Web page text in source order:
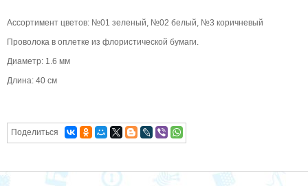
Ассортимент цветов: №01 зеленый, №02 белый, №3 коричневый
Проволока в оплетке из флористической бумаги.
Диаметр: 1.6 мм
Длина: 40 см
Поделиться